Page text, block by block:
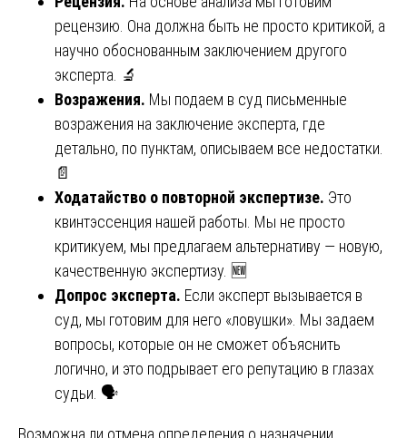
рецензию. Она должна быть не просто критикой, а
научно обоснованным заключением другого
эксперта. 🔬
Возражения. Мы подаем в суд письменные
возражения на заключение эксперта, где
детально, по пунктам, описываем все недостатки.
📄
Ходатайство о повторной экспертизе. Это
квинтэссенция нашей работы. Мы не просто
критикуем, мы предлагаем альтернативу — новую,
качественную экспертизу. 🆕
Допрос эксперта. Если эксперт вызывается в
суд, мы готовим для него «ловушки». Мы задаем
вопросы, которые он не сможет объяснить
логично, и это подрывает его репутацию в глазах
судьи. 🗣️
Возможна ли отмена определения о назначении